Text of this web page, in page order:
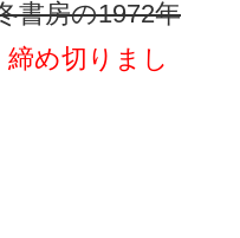
書房の1972年
め切りまし